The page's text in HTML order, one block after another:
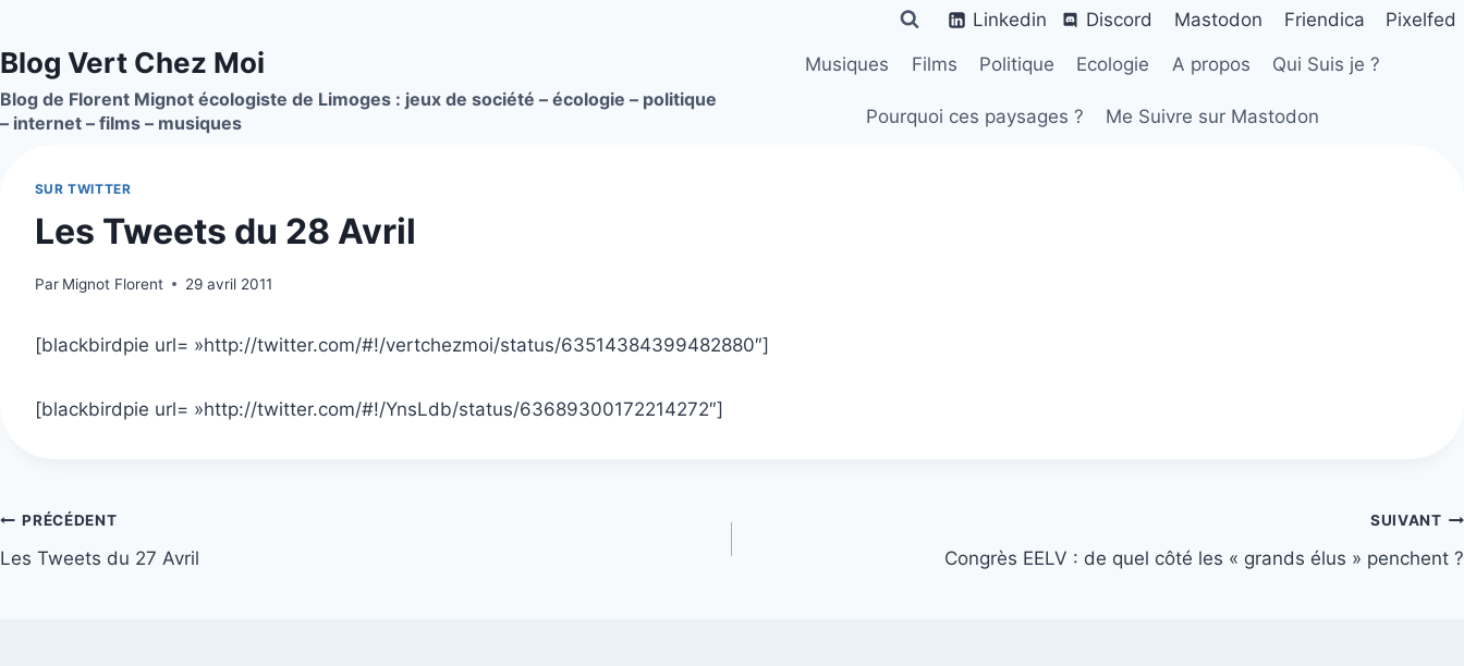
contenu
Linkedin Discord Mastodon Friendica Pixelfed
Blog Vert Chez Moi
Blog de Florent Mignot écologiste de Limoges : jeux de société – écologie – politique
– internet – films – musiques
Musiques Films Politique Ecologie A propos Qui Suis je ?
Pourquoi ces paysages ? Me Suivre sur Mastodon
SUR TWITTER
Les Tweets du 28 Avril
Par Mignot Florent 29 avril 2011
[blackbirdpie url= »http://twitter.com/#!/vertchezmoi/status/63514384399482880″]
[blackbirdpie url= »http://twitter.com/#!/YnsLdb/status/63689300172214272″]
Navigation
de
PRÉCÉDENT
Les Tweets du 27 Avril
SUIVANT
Congrès EELV : de quel côté les « grands élus » penchent ?